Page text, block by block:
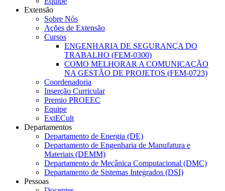
Extensão
Sobre Nós
Ações de Extensão
Cursos
ENGENHARIA DE SEGURANÇA DO
TRABALHO (FEM-0300)
COMO MELHORAR A COMUNICAÇÃO
NA GESTÃO DE PROJETOS (FEM-0723)
Coordenadoria
Inserção Curricular
Premio PROEEC
Equipe
ExtECult
Departamentos
Departamento de Energia (DE)
Departamento de Engenharia de Manufatura e
Materiais (DEMM)
Departamento de Mecânica Computacional (DMC)
Departamento de Sistemas Integrados (DSI)
Pessoas